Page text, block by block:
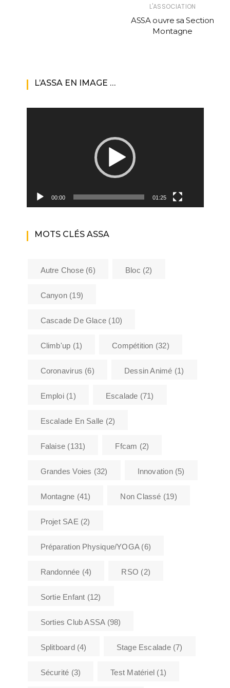
L'ASSOCIATION
ASSA ouvre sa Section
Montagne
L’ASSA EN IMAGE …
00:00 01:25
MOTS CLÉS ASSA
Autre Chose(6) Bloc (2)
Canyon(19)
Cascade De Glace (10)
Climb'up (1) Compétition (32)
Coronavirus (6) Dessin Animé (1)
Emploi(1) Escalade (71)
Escalade En Salle (2)
Falaise (131) Ffcam (2)
Grandes Voies (32) Innovation(5)
Montagne (41) Non Classé (19)
Projet SAE (2)
Préparation Physique/YOGA(6)
Randonnée (4) RSO (2)
Sortie Enfant (12)
Sorties Club ASSA(98)
Splitboard(4) Stage Escalade(7)
Sécurité (3) Test Matériel (1)